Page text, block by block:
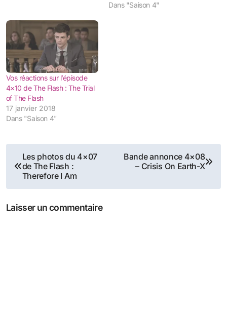
Dans "Saison 4"
Vos réactions sur l’épisode
4×10 de The Flash : The Trial
of The Flash
17 janvier 2018
Dans "Saison 4"
Navigation
de
l’article
Les photos du 4×07
de The Flash :
Therefore I Am
Bande annonce 4×08
– Crisis On Earth-X
Laisser un commentaire